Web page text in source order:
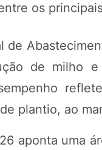
os
de
de milho
plantio, ao
aponta uma